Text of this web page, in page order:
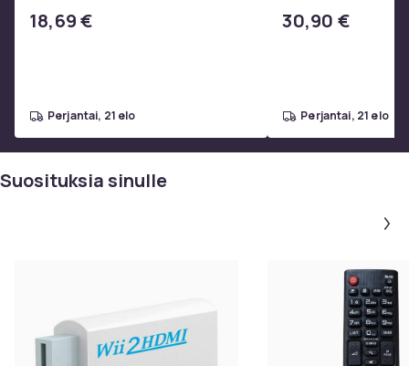
valmistettu grilliverkko
18,69 €
perjantai, 21 elo
- Liima pinseteillä -
30,90 €
perjantai, 21 elo
Suosituksia sinulle